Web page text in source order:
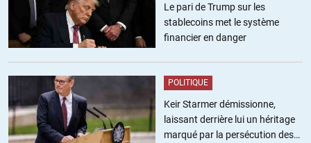
Le pari de Trump sur les
stablecoins met le système
financier en danger
POLITIQUE
Keir Starmer démissionne,
laissant derrière lui un héritage
marqué par la persécution des